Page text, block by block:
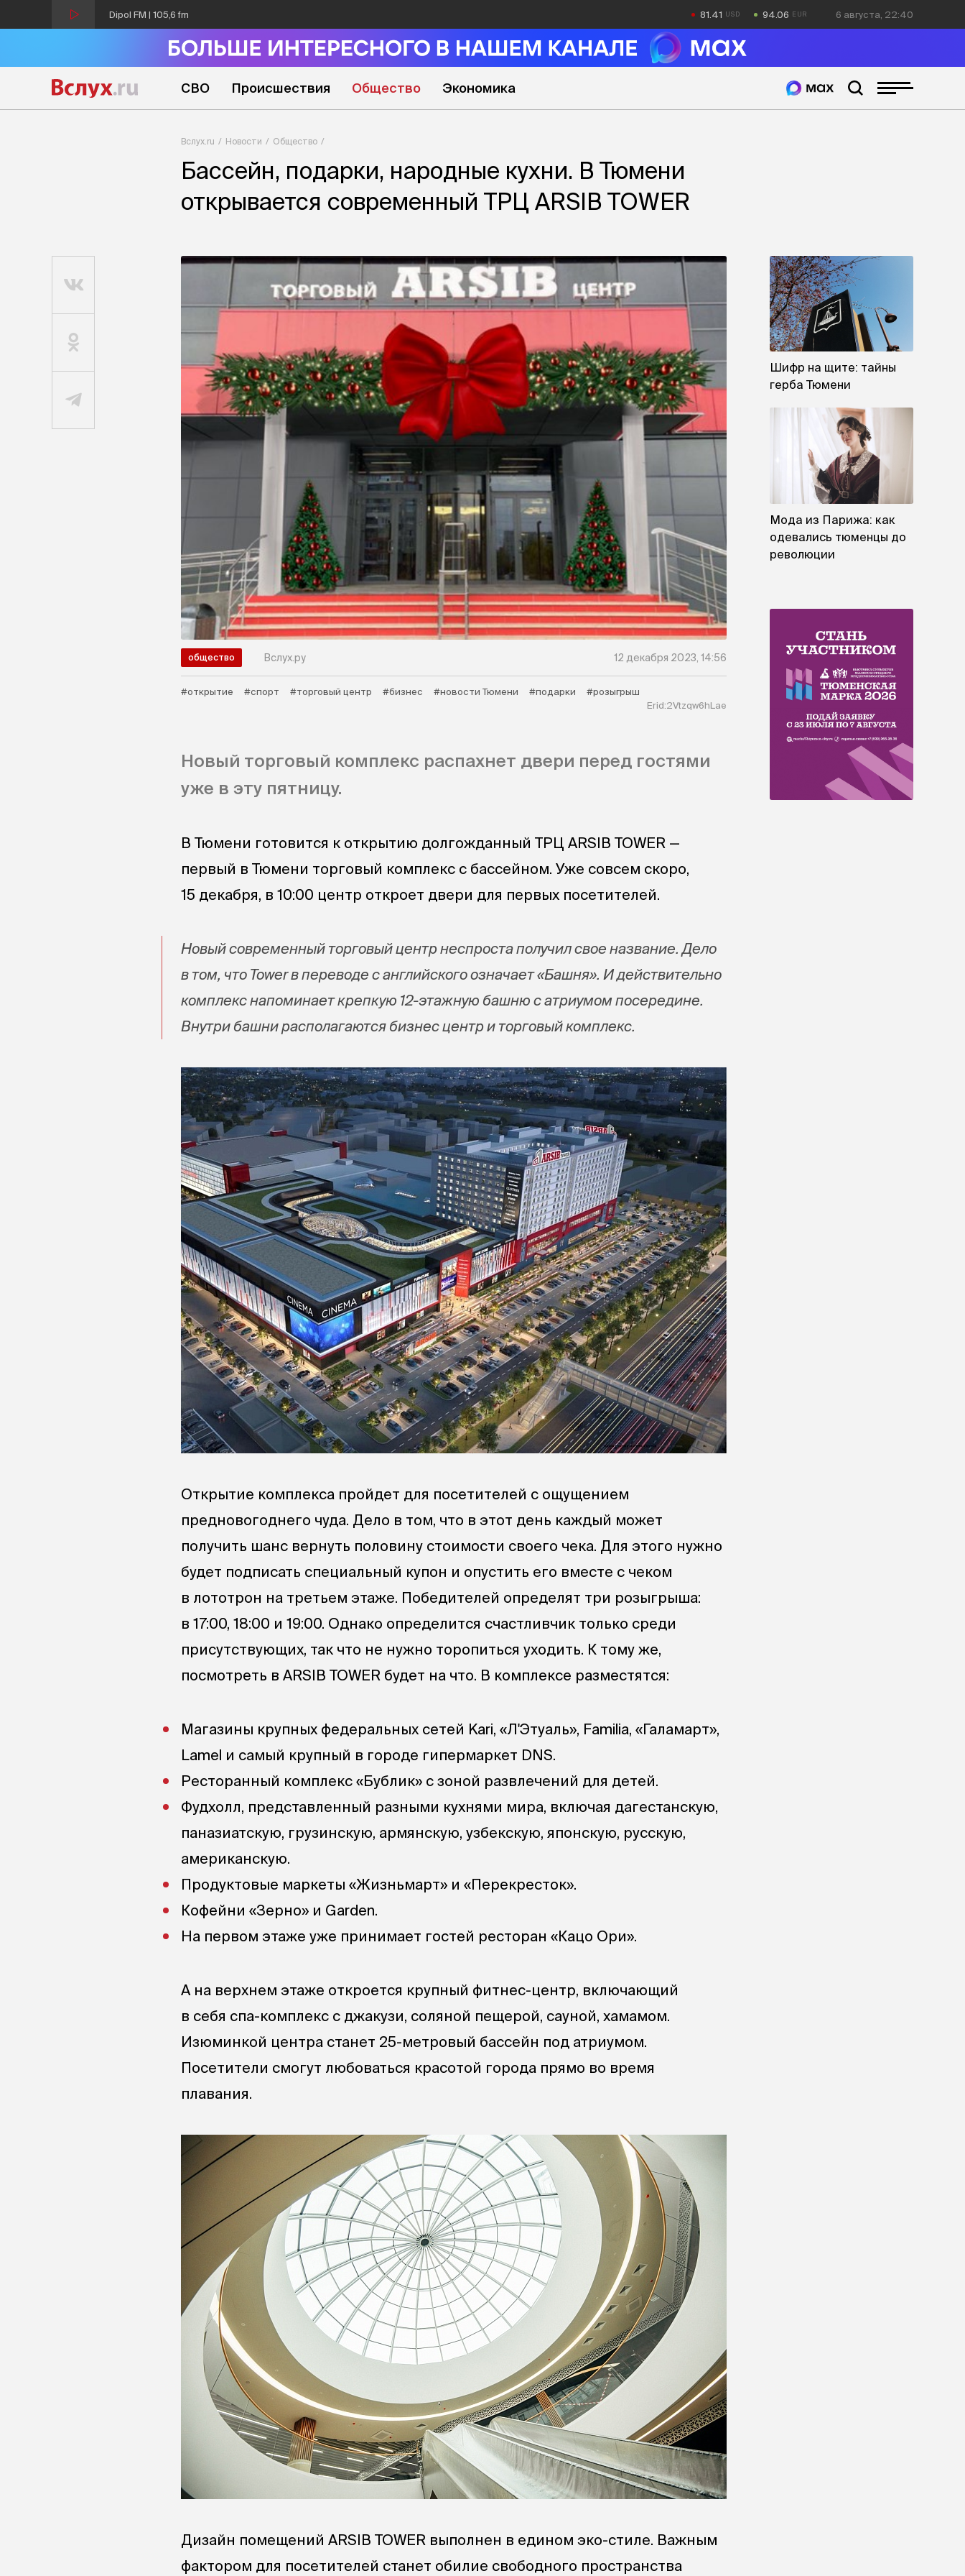
Dipol FM | 105,6 fm 81.41 94.06 6 августа, 22:40
СВО Происшествия Общество Экономика
Вслух.ru Новости Общество
Бассейн, подарки, народные кухни. В Тюмени
открывается современный ТРЦ ARSIB TOWER
общество Вслух.ру 12 декабря 2023, 14:56
#открытие #спорт #торговый центр #бизнес #новости Тюмени #подарки
#розыгрыш
Erid:2Vtzqw6hLae
Новый торговый комплекс распахнет двери перед гостями
уже в эту пятницу.
В Тюмени готовится к открытию долгожданный ТРЦ ARSIB TOWER —
первый в Тюмени торговый комплекс с бассейном. Уже совсем скоро,
15 декабря, в 10:00 центр откроет двери для первых посетителей.
Новый современный торговый центр неспроста получил свое название. Дело
в том, что Tower в переводе с английского означает «Башня». И действительно
комплекс напоминает крепкую 12-этажную башню с атриумом посередине.
Внутри башни располагаются бизнес центр и торговый комплекс.
Открытие комплекса пройдет для посетителей с ощущением
предновогоднего чуда. Дело в том, что в этот день каждый может
получить шанс вернуть половину стоимости своего чека. Для этого нужно
будет подписать специальный купон и опустить его вместе с чеком
в лототрон на третьем этаже. Победителей определят три розыгрыша:
в 17:00, 18:00 и 19:00. Однако определится счастливчик только среди
присутствующих, так что не нужно торопиться уходить. К тому же,
посмотреть в ARSIB TOWER будет на что. В комплексе разместятся:
Магазины крупных федеральных сетей Kari, «Л'Этуаль», Familia, «Галамарт»,
Lamel и самый крупный в городе гипермаркет DNS.
Ресторанный комплекс «Бублик» с зоной развлечений для детей.
Фудхолл, представленный разными кухнями мира, включая дагестанскую,
паназиатскую, грузинскую, армянскую, узбекскую, японскую, русскую,
американскую.
Продуктовые маркеты «Жизньмарт» и «Перекресток».
Кофейни «Зерно» и Garden.
На первом этаже уже принимает гостей ресторан «Кацо Ори».
А на верхнем этаже откроется крупный фитнес-центр, включающий
в себя спа-комплекс с джакузи, соляной пещерой, сауной, хамамом.
Изюминкой центра станет 25-метровый бассейн под атриумом.
Посетители смогут любоваться красотой города прямо во время
плавания.
Дизайн помещений ARSIB TOWER выполнен в едином эко-стиле. Важным
фактором для посетителей станет обилие свободного пространства
Шифр на щите: тайны
герба Тюмени
Мода из Парижа: как
одевались тюменцы до
революции